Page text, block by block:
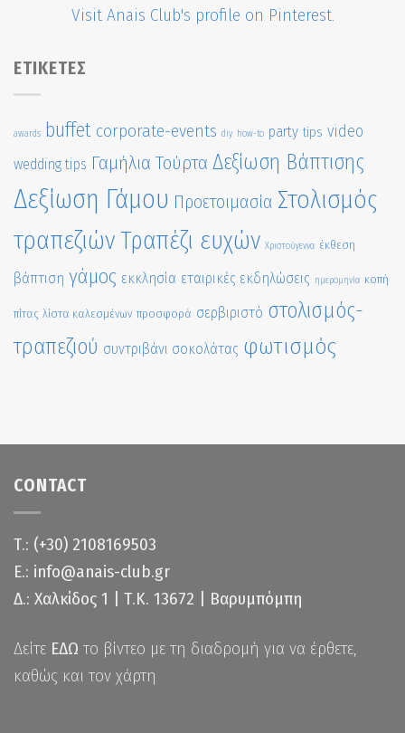
Visit Anais Club's profile on Pinterest.
ΕΤΙΚΈΤΕΣ
awards buffet corporate-events diy how-to party tips video
wedding tips Γαμήλια Τούρτα Δεξίωση Βάπτισης
Δεξίωση Γάμου Προετοιμασία Στολισμός
τραπεζιώνΤραπέζι ευχών Χριστούγεννα έκθεση
βάπτιση γάμος εκκλησία εταιρικές εκδηλώσεις ημερομηνία κοπή
πίτας λίστα καλεσμένων προσφορά σερβιριστό στολισμός-
τραπεζιού συντριβάνι σοκολάτας φωτισμός
CONTACT
Τ.: (+30) 2108169503
Ε.: info@anais-club.gr
Δ.: Χαλκίδος 1 | Τ.Κ. 13672 | Βαρυμπόμπη
Δείτε ΕΔΩ το βίντεο με τη διαδρομή για να έρθετε,
καθώς και τον χάρτη